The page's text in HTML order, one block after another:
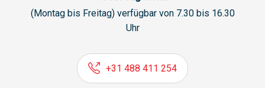
(Montag bis Freitag) verfügbar von 7.30 bis 16.30
Uhr
+31 488 411 254